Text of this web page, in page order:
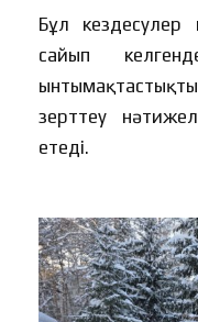
Бұл кездесулер
сайып
зерттеу
етеді.